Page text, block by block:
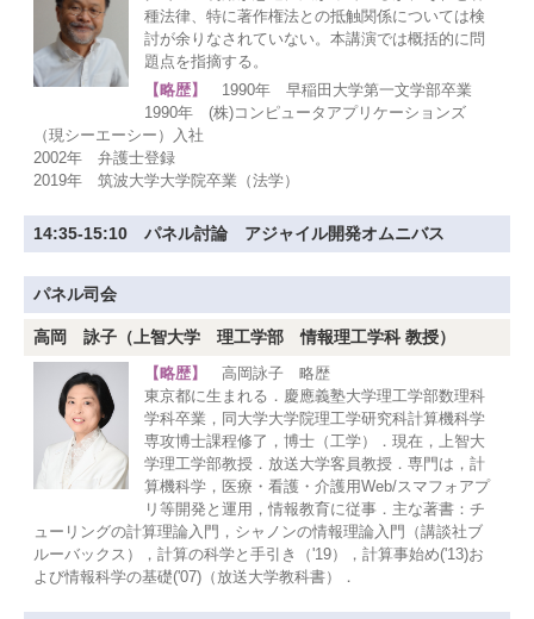
種法律、特に著作権法との抵触関係については検
討が余りなされていない。本講演では概括的に問
題点を指摘する。
【略歴】
1990年 早稲田大学第一文学部卒業
1990年 (株)コンピュータアプリケーションズ
（現シーエーシー）入社
2002年 弁護士登録
2019年 筑波大学大学院卒業（法学）
14:35-15:10 パネル討論 アジャイル開発オムニバス
パネル司会
高岡 詠子（上智大学 理工学部 情報理工学科 教授）
【略歴】
高岡詠子 略歴
東京都に生まれる．慶應義塾大学理工学部数理科
学科卒業，同大学大学院理工学研究科計算機科学
専攻博士課程修了，博士（工学）．現在，上智大
学理工学部教授．放送大学客員教授．専門は，計
算機科学，医療・看護・介護用Web/スマフォアプ
リ等開発と運用，情報教育に従事．主な著書：チ
ューリングの計算理論入門，シャノンの情報理論入門（講談社ブ
ルーバックス），計算の科学と手引き（'19），計算事始め('13)お
よび情報科学の基礎('07)（放送大学教科書）．